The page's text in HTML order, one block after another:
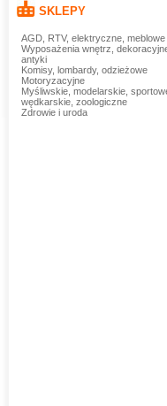
SKLEPY
AGD, RTV, elektryczne, meblowe
Wyposażenia wnętrz,
antyki
Komisy, lombardy, odzieżowe
Motoryzacyjne
Myśliwskie, modelarskie,
wędkarskie, zoologiczne
Zdrowie i uroda